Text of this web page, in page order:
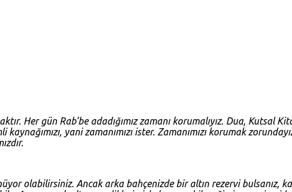
Her gün Rab’be adadığımız zamanı korumalıyız. Dua, Kutsal
yani zamanımızı ister. Zamanımızı korumak
olabilirsiniz. Ancak arka bahçenizde bir altın rezervi bulsanız,